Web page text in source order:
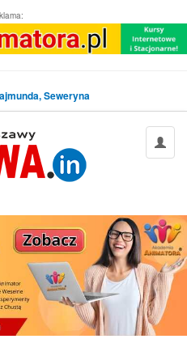
Seweryna